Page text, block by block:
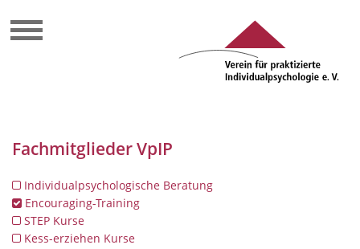
Fachmitglieder VpIP
Individualpsychologische Beratung
Encouraging-Training
STEP Kurse
Kess-erziehen Kurse